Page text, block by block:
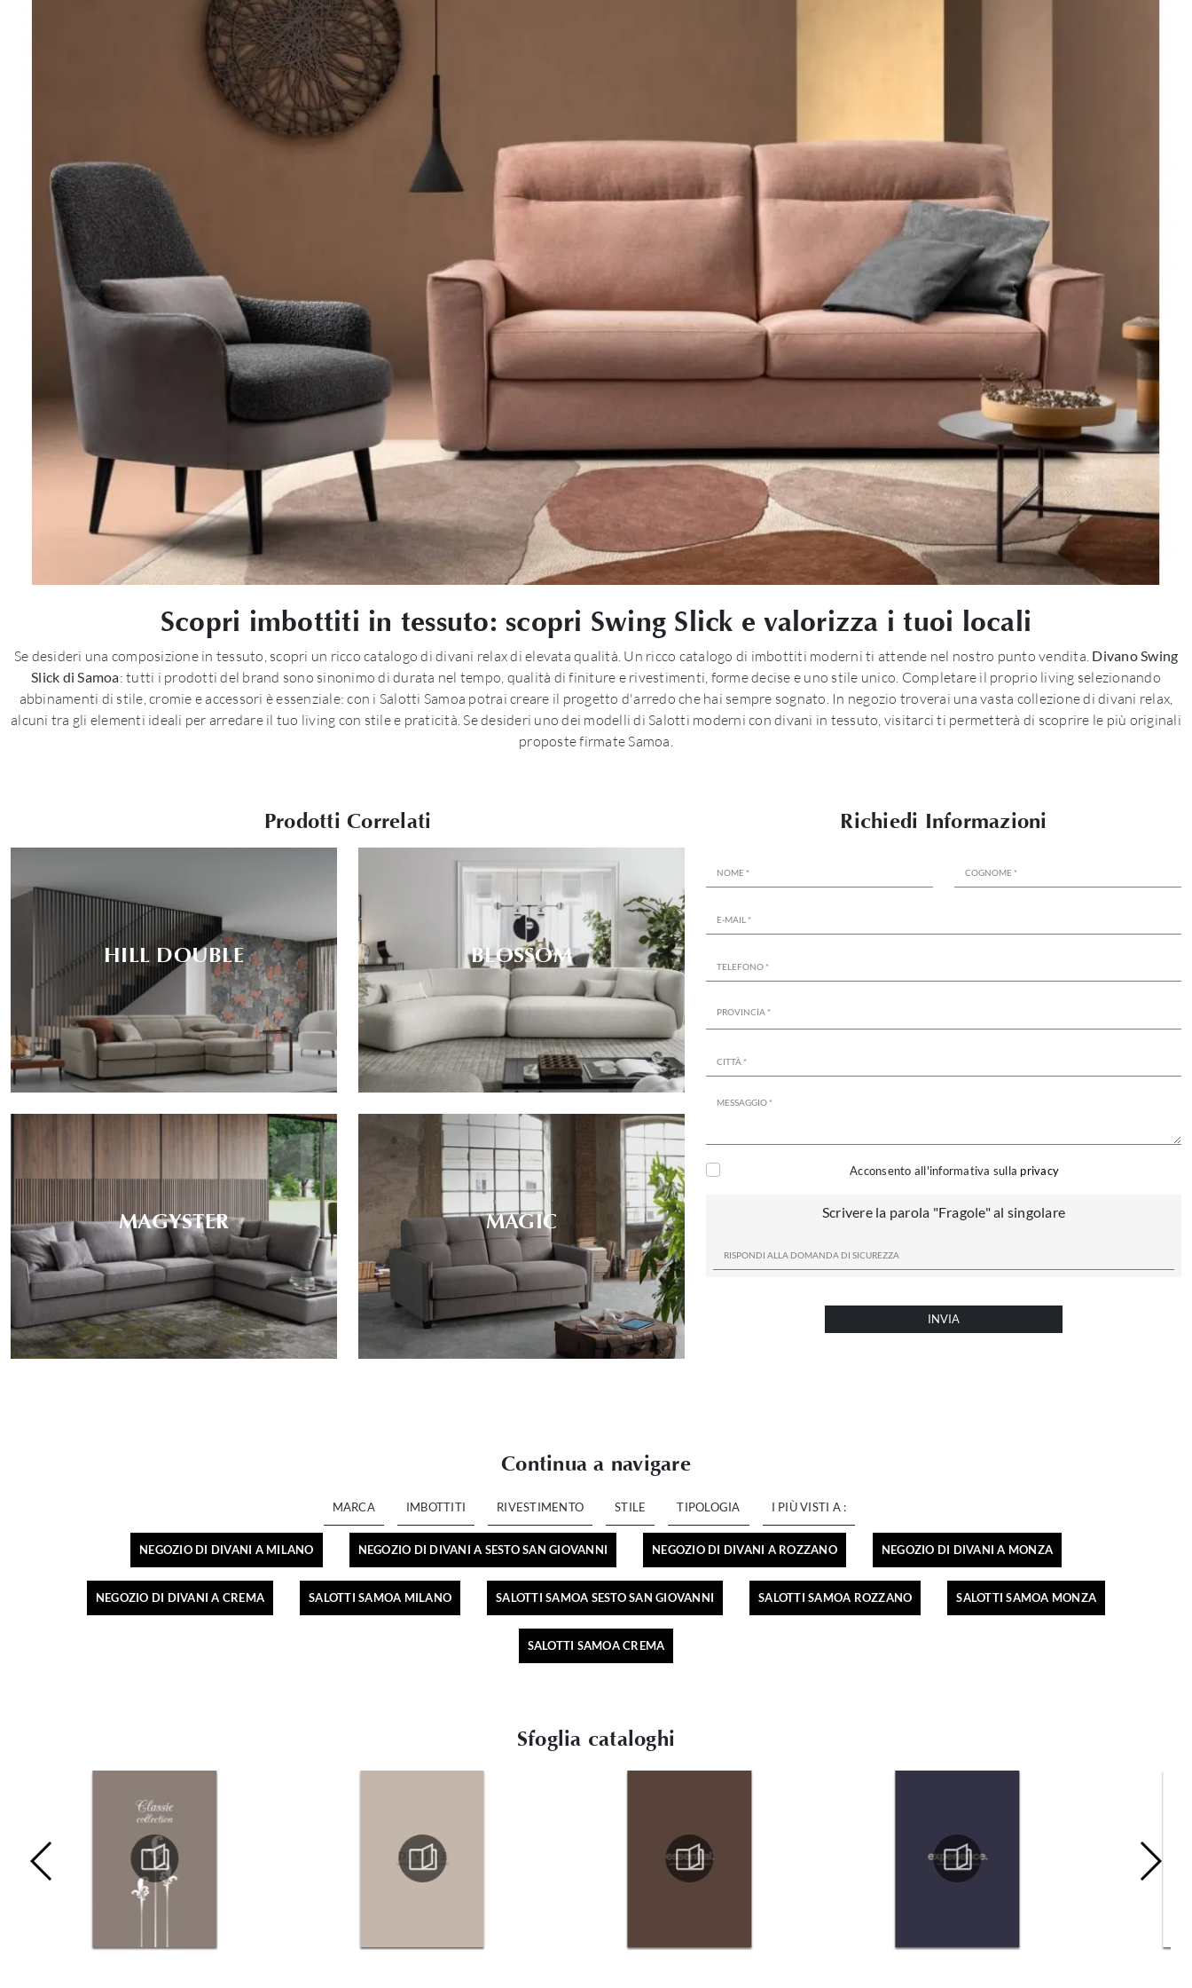
Scopri imbottiti in tessuto: scopri Swing Slick e valorizza i tuoi locali
Se desideri una composizione in tessuto, scopri un ricco catalogo di divani relax di elevata qualità. Un ricco catalogo di imbottiti moderni ti attende nel nostro punto vendita. Divano Swing
Slick di Samoa: tutti i prodotti del brand sono sinonimo di durata nel tempo, qualità di finiture e rivestimenti, forme decise e uno stile unico. Completare il proprio living selezionando
abbinamenti di stile, cromie e accessori è essenziale: con i Salotti Samoa potrai creare il progetto d'arredo che hai sempre sognato. In negozio troverai una vasta collezione di divani relax,
alcuni tra gli elementi ideali per arredare il tuo living con stile e praticità. Se desideri uno dei modelli di Salotti moderni con divani in tessuto, visitarci ti permetterà di scoprire le più originali
proposte firmate Samoa.
Prodotti Correlati
HILL DOUBLE BLOSSOM
MAGYSTER MAGIC
Richiedi Informazioni
Acconsento all'informativa sulla privacy
Scrivere la parola "Fragole" al singolare
INVIA
Continua a navigare
MARCA IMBOTTITI RIVESTIMENTO STILE TIPOLOGIA I PIÙ VISTI A :
NEGOZIO DI DIVANI A MILANO NEGOZIO DI DIVANI A SESTO SAN GIOVANNI NEGOZIO DI DIVANI A ROZZANO NEGOZIO DI DIVANI A MONZA
NEGOZIO DI DIVANI A CREMA SALOTTI SAMOA MILANO SALOTTI SAMOA SESTO SAN GIOVANNI SALOTTI SAMOA ROZZANO SALOTTI SAMOA MONZA
SALOTTI SAMOA CREMA
Sfoglia cataloghi